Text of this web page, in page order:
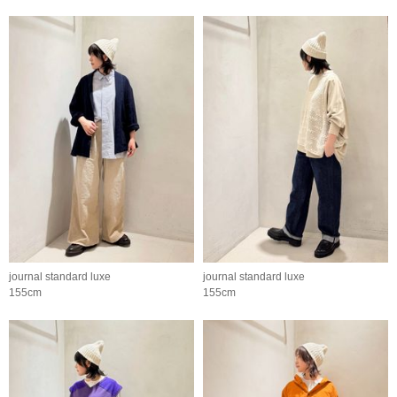
journal standard luxe
155cm
journal standard luxe
155cm